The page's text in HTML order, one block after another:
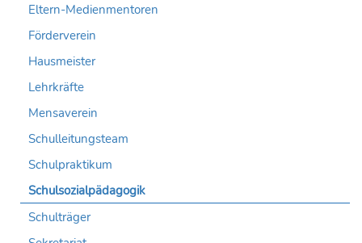
Eltern-Medienmentoren
Förderverein
Hausmeister
Lehrkräfte
Mensaverein
Schulleitungsteam
Schulpraktikum
Schulsozialpädagogik
Schulträger